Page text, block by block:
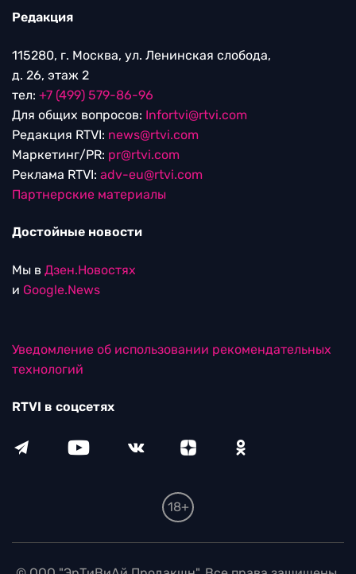
Редакция
115280, г. Москва, ул. Ленинская слобода,
д. 26, этаж 2
тел: +7 (499) 579-86-96
Для общих вопросов: Infortvi@rtvi.com
Редакция RTVI: news@rtvi.com
Маркетинг/PR: pr@rtvi.com
Реклама RTVI: adv-eu@rtvi.com
Партнерские материалы
Достойные новости
Мы в Дзен.Новостях
и Google.News
Уведомление об использовании рекомендательных
технологий
RTVI в соцсетях
18+